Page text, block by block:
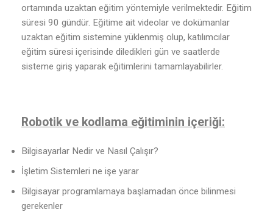
ortamında uzaktan eğitim yöntemiyle verilmektedir. Eğitim
süresi 90 gündür. Eğitime ait videolar ve dokümanlar
uzaktan eğitim sistemine yüklenmiş olup, katılımcılar
eğitim süresi içerisinde diledikleri gün ve saatlerde
sisteme giriş yaparak eğitimlerini tamamlayabilirler.
Robotik ve kodlama eğitiminin içeriği:
Bilgisayarlar Nedir ve Nasıl Çalışır?
İşletim Sistemleri ne işe yarar
Bilgisayar programlamaya başlamadan önce bilinmesi
gerekenler